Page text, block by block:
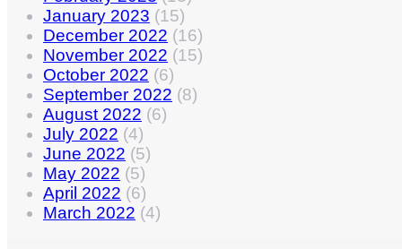
January 2023 (15)
December 2022 (16)
November 2022 (15)
October 2022 (6)
September 2022 (8)
August 2022 (6)
July 2022 (4)
June 2022 (5)
May 2022 (5)
April 2022 (6)
March 2022 (4)